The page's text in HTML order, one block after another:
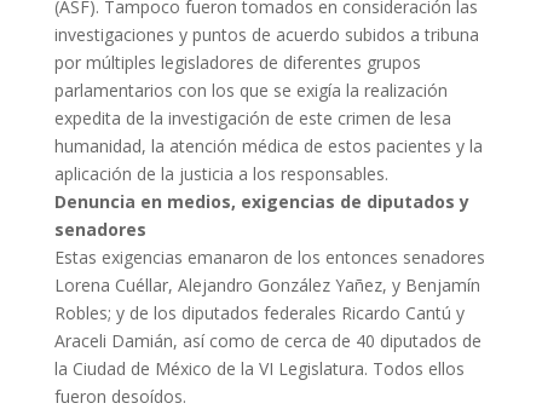
(ASF). Tampoco fueron tomados en consideración las
investigaciones y puntos de acuerdo subidos a tribuna
por múltiples legisladores de diferentes grupos
parlamentarios con los que se exigía la realización
expedita de la investigación de este crimen de lesa
humanidad, la atención médica de estos pacientes y la
aplicación de la justicia a los responsables.
Denuncia en medios, exigencias de diputados y
senadores
Estas exigencias emanaron de los entonces senadores
Lorena Cuéllar, Alejandro González Yañez, y Benjamín
Robles; y de los diputados federales Ricardo Cantú y
Araceli Damián, así como de cerca de 40 diputados de
la Ciudad de México de la VI Legislatura. Todos ellos
fueron desoídos.